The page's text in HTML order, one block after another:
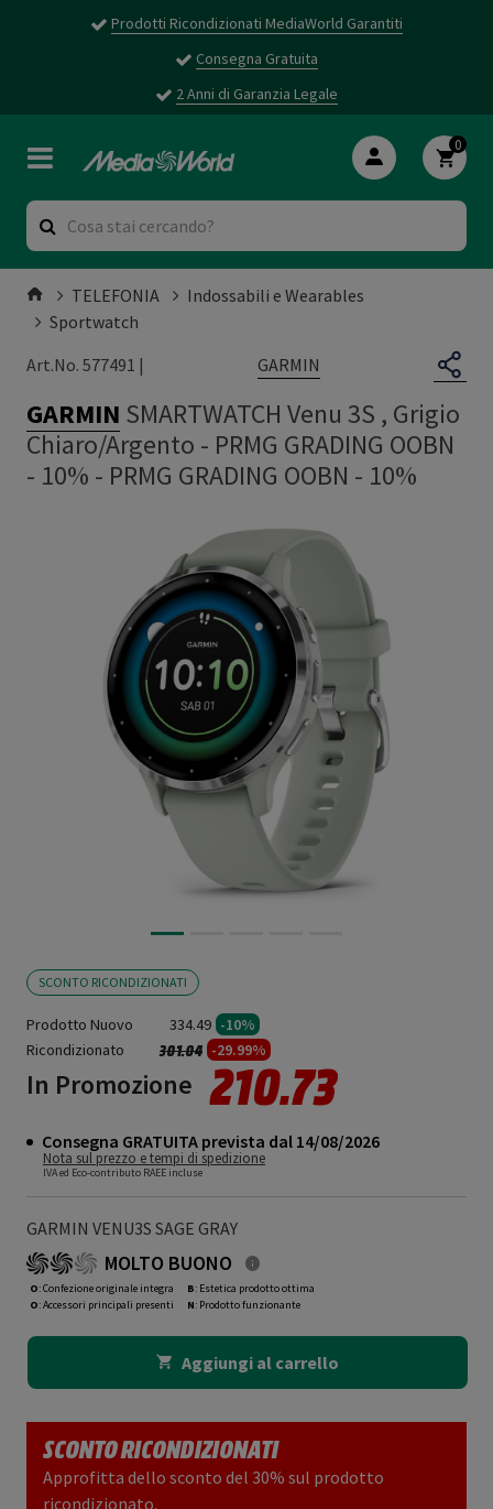
Prodotti Ricondizionati MediaWorld Garantiti
Consegna Gratuita
2 Anni di Garanzia Legale
0
TELEFONIA
Indossabili e Wearables
Sportwatch
Art.No. 577491 |
GARMIN
GARMIN SMARTWATCH Venu 3S , Grigio
Chiaro/Argento - PRMG GRADING OOBN
- 10% - PRMG GRADING OOBN - 10%
SCONTO RICONDIZIONATI
Prodotto Nuovo 334.49 -10%
Ricondizionato
Prezzo ridotto da
301.04a -29.99%
In Promozione 210.73
Consegna GRATUITA prevista dal 14/08/2026
Nota sul prezzo e tempi di spedizione
IVA ed Eco-contributo RAEE incluse
GARMIN VENU3S SAGE GRAY
MOLTO BUONO
O: Confezione originale integra
O: Accessori principali presenti
B: Estetica prodotto ottima
N: Prodotto funzionante
Aggiungi al carrello
SCONTO RICONDIZIONATI
Approfitta dello sconto del 30% sul prodotto
ricondizionato.